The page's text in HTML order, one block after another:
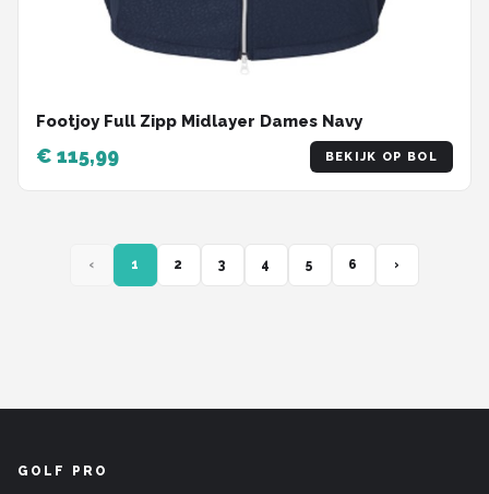
Footjoy Full Zipp Midlayer Dames Navy
€ 115,99 BEKIJK OP BOL
‹ 1 2 3 4 5 6 ›
GOLF PRO